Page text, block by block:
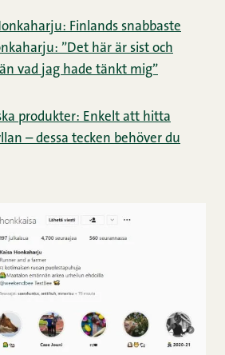
Finlands snabbaste
”Det här är sist och
vad jag hade tänkt mig”
produkter: Enkelt att hitta
– dessa tecken behöver du